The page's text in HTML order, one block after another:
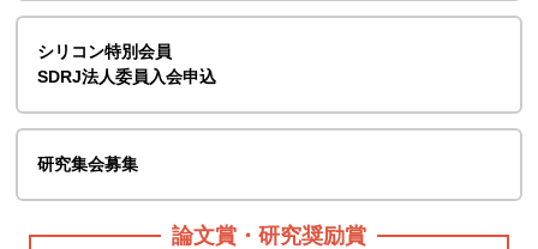
シリコン特別会員
SDRJ法人委員入会申込
研究集会募集
論文賞・研究奨励賞